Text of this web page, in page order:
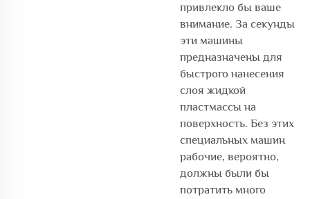
привлекло бы ваше
внимание. За секунды
эти машины
предназначены для
быстрого нанесения
слоя жидкой
пластмассы на
поверхность. Без этих
специальных машин
рабочие, вероятно,
должны были бы
потратить много